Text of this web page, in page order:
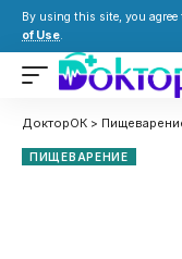
By using this site, you agree
of Use.
ДокторОК >
ПИЩЕВАРЕНИЕ